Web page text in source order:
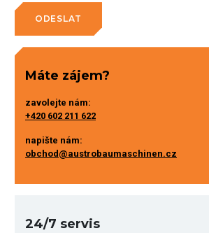
Máte zájem?
zavolejte nám:
+420 602 211 622
napište nám:
obchod@austrobaumaschinen.cz
24/7 servis